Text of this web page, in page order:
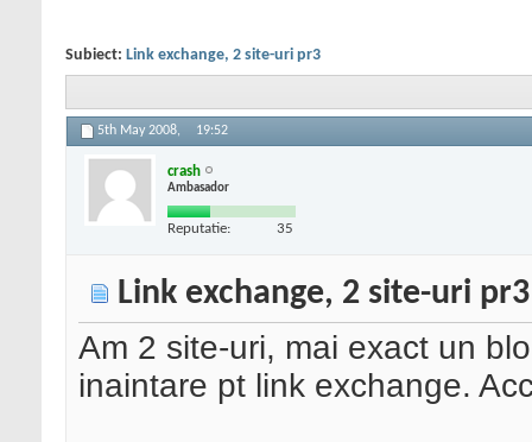
Subiect: Link exchange, 2 site-uri pr3
5th May 2008, 19:52
crash
Ambasador
Reputatie: 35
Link exchange, 2 site-uri pr3
Am 2 site-uri, mai exact un
inaintare pt link exchange.